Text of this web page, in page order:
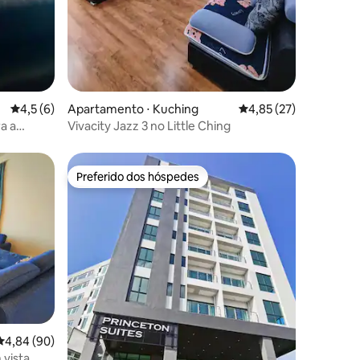
4,5 de uma avaliação média de 5, 6 avaliações
4,5 (6)
a
Apartamento ⋅ Kuching 4,85 de uma
4,85 (27)
Vivacity Jazz 3 no Little Ching
de uma avaliação média de 5, 90 avaliações
4,84 (90)
Preferido dos hóspedes
Preferido dos hóspedes